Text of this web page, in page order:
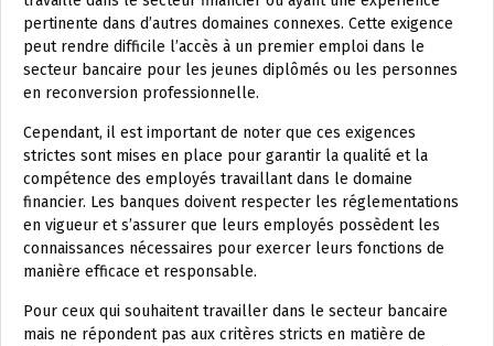
pertinente dans d’autres domaines connexes. Cette exigence
peut rendre difficile l’accès à un premier emploi dans le
secteur bancaire pour les jeunes diplômés ou les personnes
en reconversion professionnelle.
Cependant, il est important de noter que ces exigences
strictes sont mises en place pour garantir la qualité et la
compétence des employés travaillant dans le domaine
financier. Les banques doivent respecter les réglementations
en vigueur et s’assurer que leurs employés possèdent les
connaissances nécessaires pour exercer leurs fonctions de
manière efficace et responsable.
Pour ceux qui souhaitent travailler dans le secteur bancaire
mais ne répondent pas aux critères stricts en matière de